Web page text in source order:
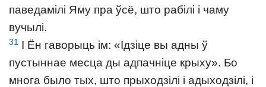
паведамілі Яму пра ўсё, што рабілі і чаму
вучылі.
31 І Ён гаворыць ім: «Ідзіце вы адны ў
пустыннае месца ды адпачніце крыху». Бо
многа было тых, што прыходзілі і адыходзілі, і